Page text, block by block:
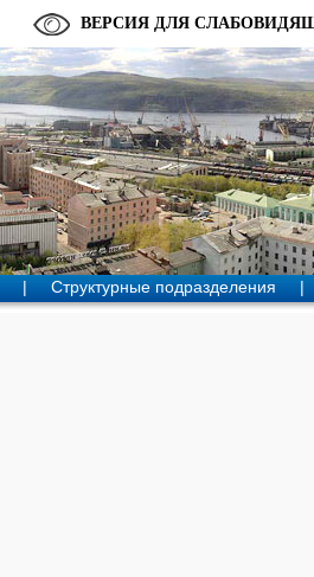
ВЕРСИЯ ДЛЯ
| Структурные подразделения |